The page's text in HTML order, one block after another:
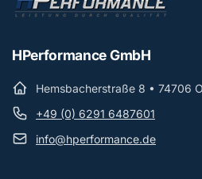
HPerformance GmbH
Hemsbacherstraße 8 • 74706
+49 (0) 6291 6487601
info@hperformance.de